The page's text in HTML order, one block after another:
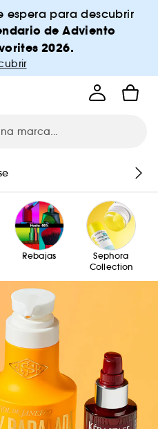
espera para descubrir
de Adviento
2026.
Rebajas
Sephora
Collection